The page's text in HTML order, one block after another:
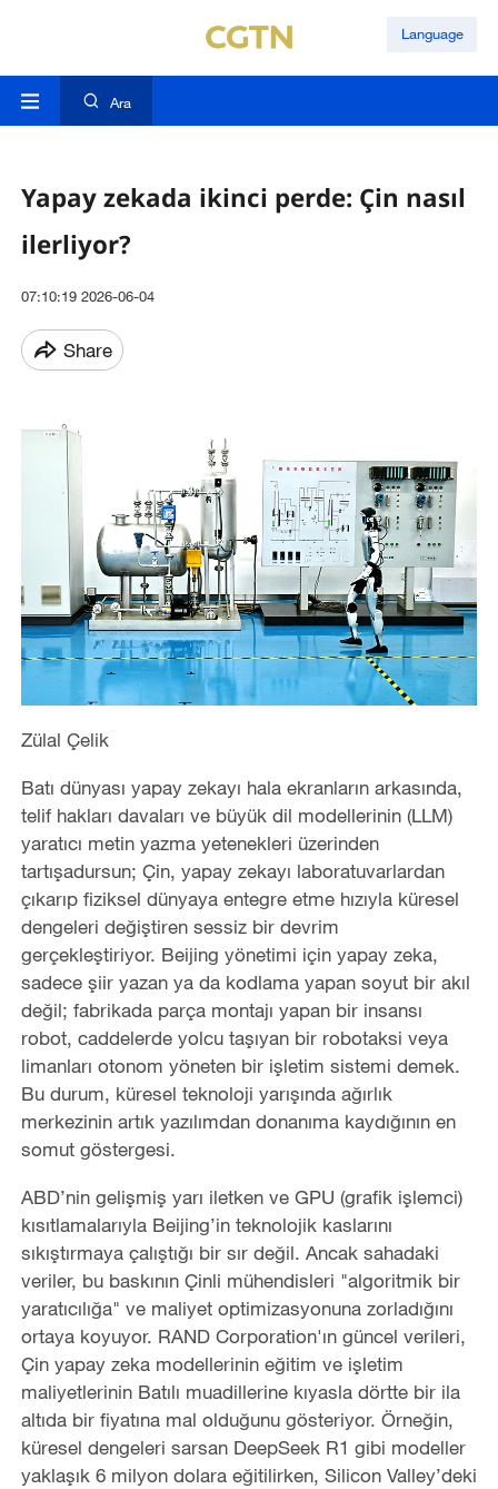
Language
Ara
Yapay zekada ikinci perde: Çin nasıl
ilerliyor?
07:10:19 2026-06-04
Share
Zülal Çelik
Batı dünyası yapay zekayı hala ekranların arkasında,
telif hakları davaları ve büyük dil modellerinin (LLM)
yaratıcı metin yazma yetenekleri üzerinden
tartışadursun; Çin, yapay zekayı laboratuvarlardan
çıkarıp fiziksel dünyaya entegre etme hızıyla küresel
dengeleri değiştiren sessiz bir devrim
gerçekleştiriyor. Beijing yönetimi için yapay zeka,
sadece şiir yazan ya da kodlama yapan soyut bir akıl
değil; fabrikada parça montajı yapan bir insansı
robot, caddelerde yolcu taşıyan bir robotaksi veya
limanları otonom yöneten bir işletim sistemi demek.
Bu durum, küresel teknoloji yarışında ağırlık
merkezinin artık yazılımdan donanıma kaydığının en
somut göstergesi.
ABD’nin gelişmiş yarı iletken ve GPU (grafik işlemci)
kısıtlamalarıyla Beijing’in teknolojik kaslarını
sıkıştırmaya çalıştığı bir sır değil. Ancak sahadaki
veriler, bu baskının Çinli mühendisleri "algoritmik bir
yaratıcılığa" ve maliyet optimizasyonuna zorladığını
ortaya koyuyor. RAND Corporation'ın güncel verileri,
Çin yapay zeka modellerinin eğitim ve işletim
maliyetlerinin Batılı muadillerine kıyasla dörtte bir ila
altıda bir fiyatına mal olduğunu gösteriyor. Örneğin,
küresel dengeleri sarsan DeepSeek R1 gibi modeller
yaklaşık 6 milyon dolara eğitilirken, Silicon Valley’deki